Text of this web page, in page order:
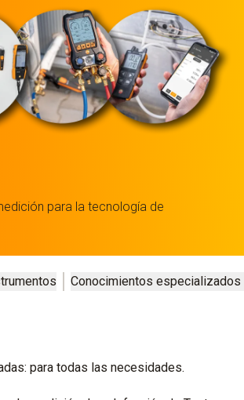
para la tecnología de
Conocimientos
para todas las necesidades.